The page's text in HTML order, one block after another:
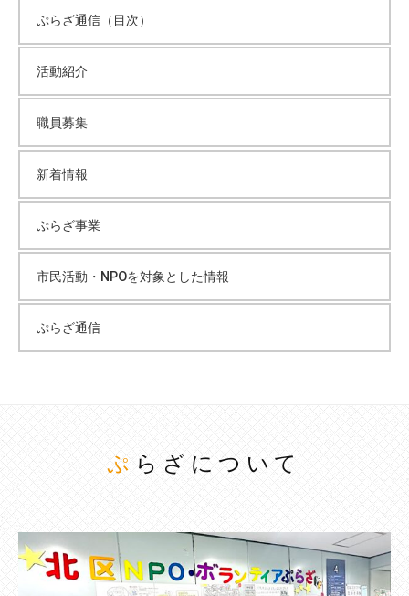
ぷらざ通信（目次）
活動紹介
職員募集
新着情報
ぷらざ事業
市民活動・NPOを対象とした情報
ぷらざ通信
ぷらざについて